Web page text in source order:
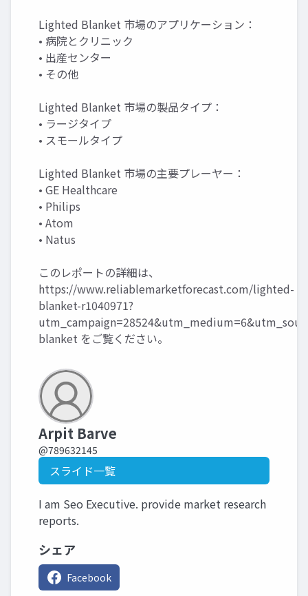
Lighted Blanket 市場のアプリケーション：
• 病院とクリニック
• 出産センター
• その他
Lighted Blanket 市場の製品タイプ：
• ラージタイプ
• スモールタイプ
Lighted Blanket 市場の主要プレーヤー：
• GE Healthcare
• Philips
• Atom
• Natus
このレポートの詳細は、
https://www.reliablemarketforecast.com/lighted-
blanket-r1040971?
blanket をご覧ください。
Arpit Barve
@789632145
スライド一覧
I am Seo Executive. provide market research
reports.
シェア
Facebook